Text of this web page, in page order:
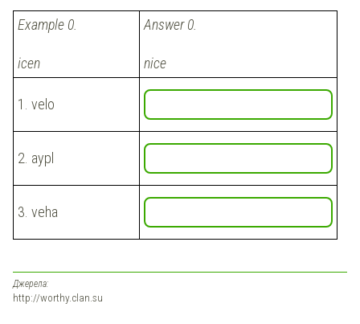
Example 0.
icen
Answer 0.
nice
1. velo
2. aypl
3. veha
Джерела:
http://worthy.clan.su